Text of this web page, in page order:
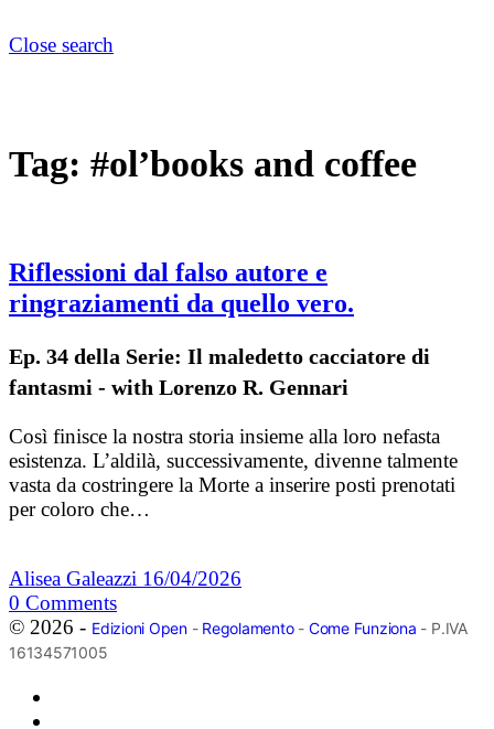
Close search
Tag: #ol’books and coffee
Riflessioni dal falso autore e
ringraziamenti da quello vero.
Ep. 34 della Serie: Il maledetto cacciatore di
fantasmi - with Lorenzo R. Gennari
Così finisce la nostra storia insieme alla loro nefasta
esistenza. L’aldilà, successivamente, divenne talmente
vasta da costringere la Morte a inserire posti prenotati
per coloro che…
Alisea Galeazzi 16/04/2026
0 Comments
© 2026 - Edizioni Open- Regolamento- Come Funziona - P.IVA
16134571005